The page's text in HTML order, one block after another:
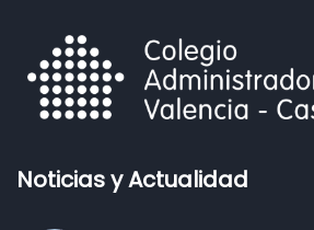
Noticias y Actualidad